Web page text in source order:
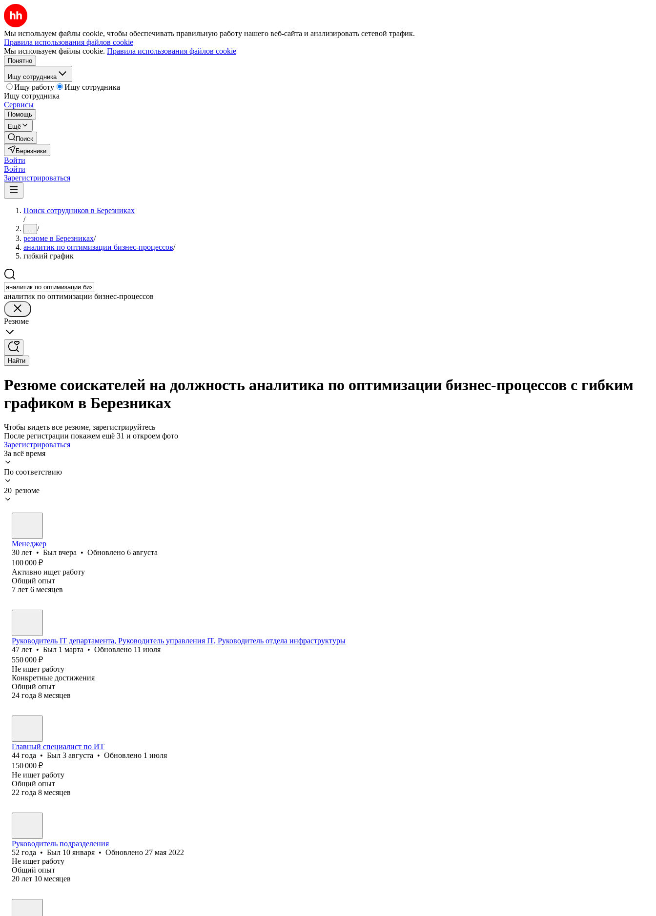
Мы используем файлы cookie, чтобы обеспечивать правильную работу нашего веб-сайта и анализировать сетевой трафик.
Правила использования файлов cookie
Мы используем файлы cookie. Правила использования файлов cookie
Понятно
Ищу сотрудника
Ищу работу
Ищу сотрудника
Ищу сотрудника
Сервисы
Помощь
Ещё
Поиск
Березники
Войти
Войти
Зарегистрироваться
Поиск сотрудников в Березниках
/
... /
резюме в Березниках/
аналитик по оптимизации бизнес-процессов/
гибкий график
аналитик по оптимизации бизнес-процессов
Резюме
Найти
Резюме соискателей на должность аналитика по оптимизации бизнес-процессов с гибким
графиком в Березниках
Чтобы видеть все резюме, зарегистрируйтесь
После регистрации покажем ещё 31 и откроем фото
Зарегистрироваться
За всё время
По соответствию
20 резюме
Менеджер
30 лет • Был вчера • Обновлено 6 августа
100 000 ₽
Активно ищет работу
Общий опыт
7 лет 6 месяцев
Руководитель IT департамента, Руководитель управления IT, Руководитель отдела инфраструктуры
47 лет • Был 1 марта • Обновлено 11 июля
550 000 ₽
Не ищет работу
Конкретные достижения
Общий опыт
24 года 8 месяцев
Главный специалист по ИТ
44 года • Был 3 августа • Обновлено 1 июля
150 000 ₽
Не ищет работу
Общий опыт
22 года 8 месяцев
Руководитель подразделения
52 года • Был 10 января • Обновлено 27 мая 2022
Не ищет работу
Общий опыт
20 лет 10 месяцев